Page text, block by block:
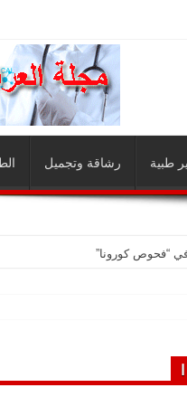
طبية رشاقة وتجميل
“فحوص كورونا”